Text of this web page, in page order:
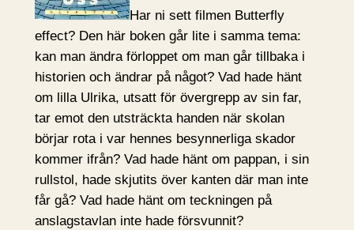
Har ni sett filmen Butterfly
effect? Den här boken går lite i samma tema:
kan man ändra förloppet om man går tillbaka i
historien och ändrar på något? Vad hade hänt
om lilla Ulrika, utsatt för övergrepp av sin far,
tar emot den utsträckta handen när skolan
börjar rota i var hennes besynnerliga skador
kommer ifrån? Vad hade hänt om pappan, i sin
rullstol, hade skjutits över kanten där man inte
får gå? Vad hade hänt om teckningen på
anslagstavlan inte hade försvunnit?